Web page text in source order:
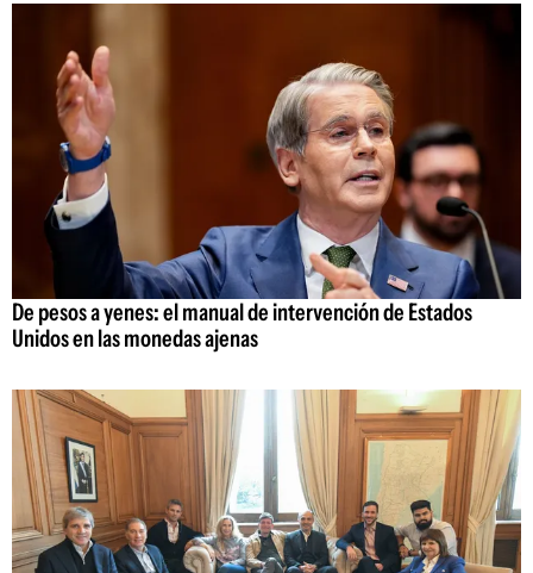
De pesos a yenes: el manual de intervención de Estados
Unidos en las monedas ajenas